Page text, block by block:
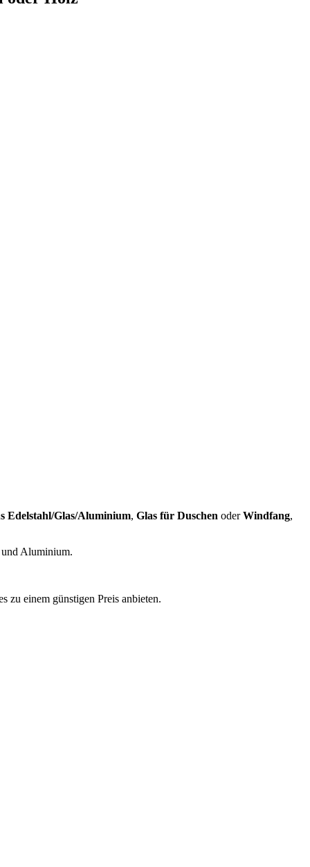
Edelstahl/Glas/Aluminium, Glas für Duschen oderWindfang,
Aluminium.
zu einem günstigen Preis anbieten.